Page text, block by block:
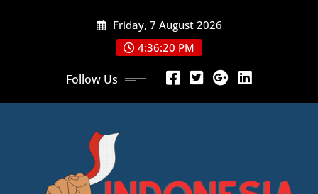
Friday, 7 August 2026
4:36:22 PM
Follow Us